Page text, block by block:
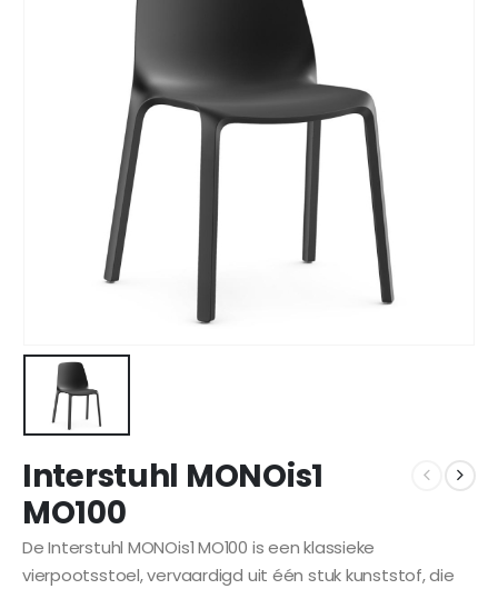
Interstuhl MONOis1
MO100
De Interstuhl MONOis1 MO100 is een klassieke
vierpootsstoel, vervaardigd uit één stuk kunststof, die